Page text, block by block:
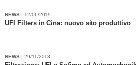
NEWS | 12/06/2019
​UFI Filters in Cina: nuovo sito produttivo
NEWS | 29/11/2018